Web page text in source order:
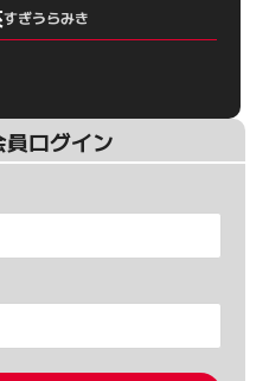
すぎうらみき
ログイン